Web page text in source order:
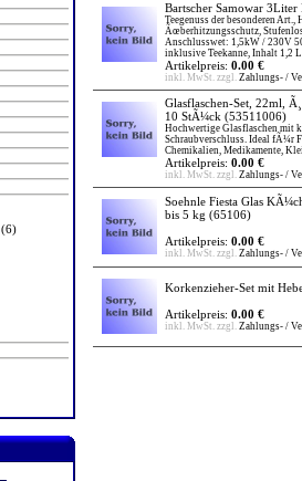
(6)
Bartscher Samowar 3Liter
Teegenuss der besonderen
Ãœberhitzungsschutz,
Anschlusswet: 1,5kW / 230V
inklusive Teekanne, Inhalt 1,2
Artikelpreis: 0.00 €
inkl. MwSt. zzgl. Zahlungs- /
Glasflaschen-Set, 22ml,
10 StÃ¼ck (53511006)
Hochwertige Glasflaschen mit
Schraubverschluss. Ideal fÃ¼r
Chemikalien, Medikamente,
Artikelpreis: 0.00 €
inkl. MwSt. zzgl. Zahlungs- /
Soehnle Fiesta Glas
bis 5 kg (65106)
Artikelpreis: 0.00 €
inkl. MwSt. zzgl. Zahlungs- /
Korkenzieher-Set mit
Artikelpreis: 0.00 €
inkl. MwSt. zzgl. Zahlungs- /